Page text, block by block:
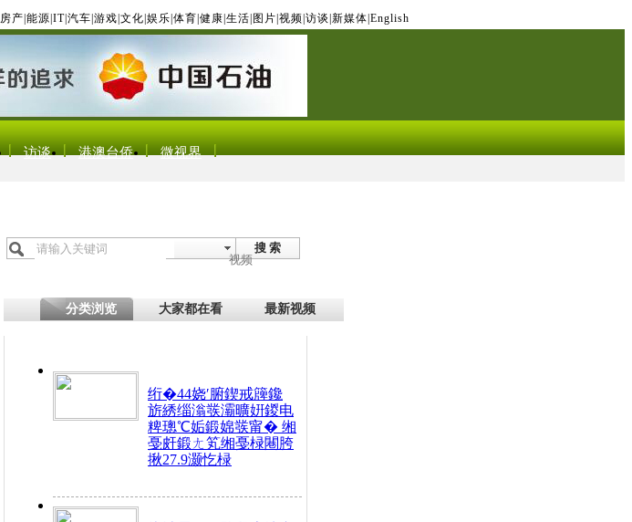
房产 能源 IT| 汽车 游戏 文化 娱乐 体育 健康 生活 图片 视频 访谈 新媒体 English
访谈 港澳台侨 微视界
搜 索
视频
分类浏览 大家都在看 最新视频
绗�44娆′腑鍥戒簰鑱
旂綉缁滃彂灞曠姸鍐电
粺璁℃姤鍛婂彂甯� 缃
戞皯鍛ㄤ笂缃戞椂闀胯
揪27.9灏忔椂